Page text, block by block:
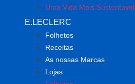
Uma Vida Mais Sustentável
E.LECLERC
Folhetos
Receitas
As nossas Marcas
Lojas